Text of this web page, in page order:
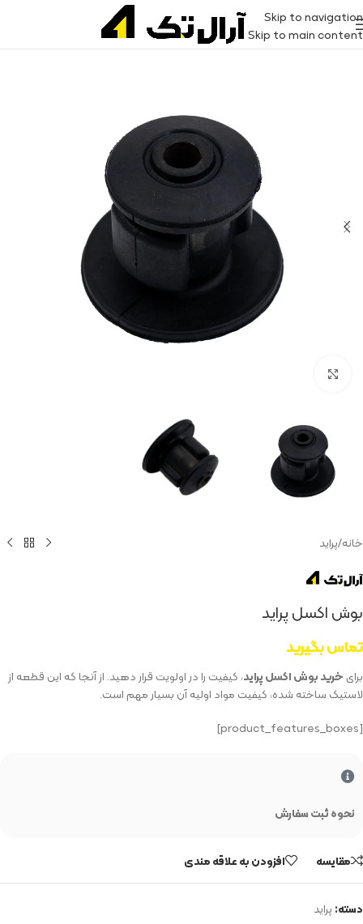
Skip to navigation
Skip to main content
خانه/پراید
بوش اکسل پراید
تماس بگیرید
برای خرید بوش اکسل پراید، کیفیت را در اولویت قرار دهید. از آنجا که این قطعه از
لاستیک ساخته شده، کیفیت مواد اولیه آن بسیار مهم است.
[product_features_boxes]
نحوه ثبت سفارش
مقایسه افزودن به علاقه مندی
دسته: پراید